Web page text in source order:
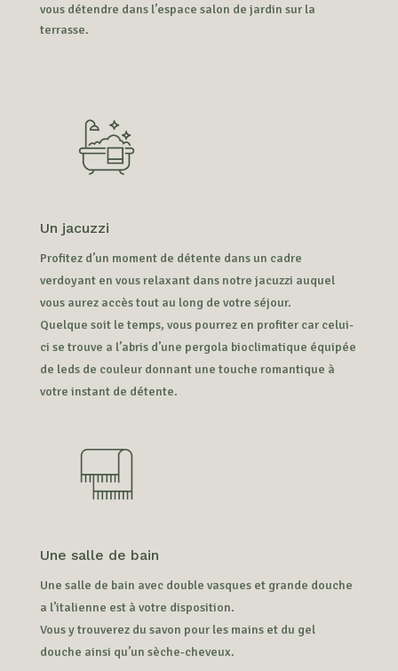
vous détendre dans l’espace salon de jardin sur la
terrasse.
Un jacuzzi
Profitez d’un moment de détente dans un cadre
verdoyant en vous relaxant dans notre jacuzzi auquel
vous aurez accès tout au long de votre séjour.
Quelque soit le temps, vous pourrez en profiter car celui-
ci se trouve a l’abris d’une pergola bioclimatique équipée
de leds de couleur donnant une touche romantique à
votre instant de détente.
Une salle de bain
Une salle de bain avec double vasques et grande douche
a l’italienne est à votre disposition.
Vous y trouverez du savon pour les mains et du gel
douche ainsi qu’un sèche-cheveux.